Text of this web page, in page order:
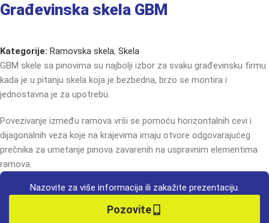
Građevinska skela GBM
Kategorije: Ramovska skela, Skela
GBM skele sa pinovima su najbolji izbor za svaku građevinsku firmu
kada je u pitanju skela koja je bezbedna, brzo se montira i
jednostavna je za upotrebu.
Povezivanje između ramova vrši se pomoću horizontalnih cevi i
dijagonalnih veza koje na krajevima imaju otvore odgovarajućeg
prečnika za umetanje pinova zavarenih na uspravnim elementima
ramova.
Nazovite za više informacija ili zakažite prezentaciju.
Pozovite